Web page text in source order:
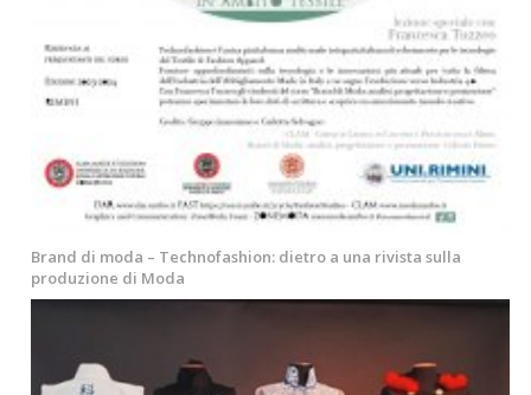
Brand di moda – Technofashion: dietro a una rivista sulla
produzione di Moda